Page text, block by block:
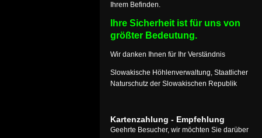
Ihrem Befinden.
Ihre Sicherheit ist für uns von
größter Bedeutung.
Wir danken Ihnen für Ihr Verständnis
Slowakische Höhlenverwaltung, Staatlicher
Naturschutz der Slowakischen Republik
Kartenzahlung - Empfehlung
Geehrte Besucher, wir möchten Sie darüber